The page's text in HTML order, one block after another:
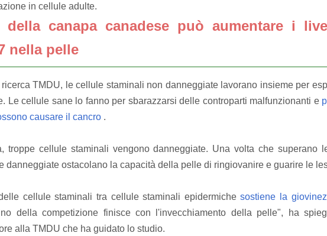
in cellule adulte.
della canapa canadese può aumentare i
nella pelle
TMDU, le cellule staminali non danneggiate lavorano insieme per
Le cellule sane lo fanno per sbarazzarsi delle controparti malfunzionanti e
causare il cancro.
troppe cellule staminali vengono danneggiate. Una volta che superano
danneggiate ostacolano la capacità della pelle di ringiovanire e guarire le
cellule staminali tra cellule staminali epidermichesostiene la
della competizione finisce con l'invecchiamento della pelle", ha
alla TMDU che ha guidato lo studio.